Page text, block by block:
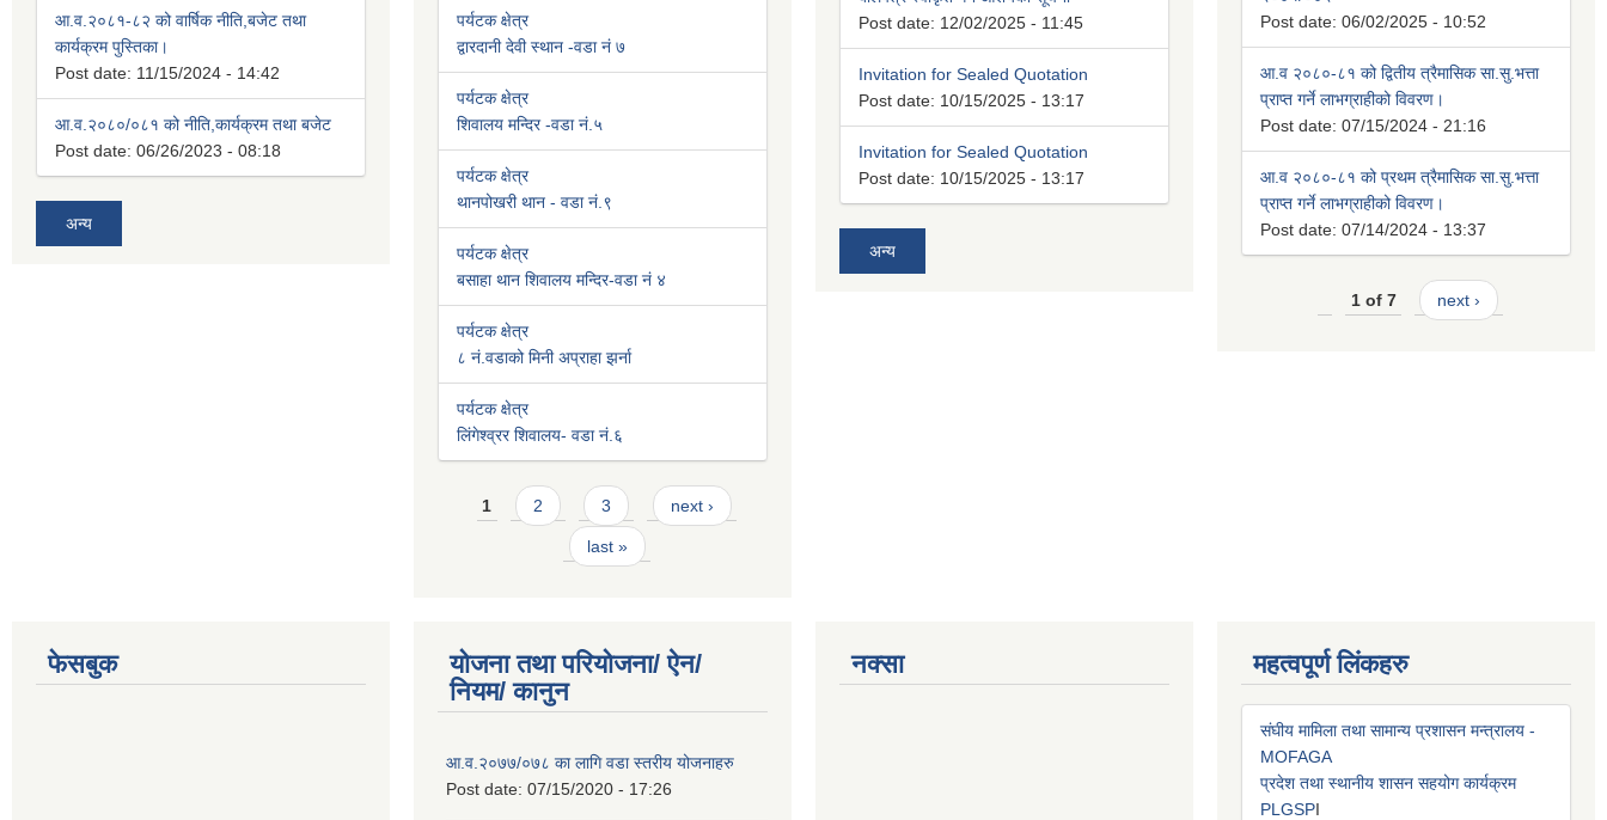
आ.व.२०८१-८२ को वार्षिक नीति,बजेट तथा
कार्यक्रम पुस्तिका।
Post date: 11/15/2024 - 14:42
आ.व.२०८०/०८१ को नीति,कार्यक्रम तथा बजेट
Post date: 06/26/2023 - 08:18
अन्य
पर्यटक क्षेत्र
द्वारदानी देवी स्थान -वडा नं ७
पर्यटक क्षेत्र
शिवालय मन्दिर -वडा नं.५
पर्यटक क्षेत्र
थानपोखरी थान - वडा नं.९
पर्यटक क्षेत्र
बसाहा थान शिवालय मन्दिर-वडा नं ४
पर्यटक क्षेत्र
८ नं.वडाको मिनी अप्राहा झर्ना
पर्यटक क्षेत्र
लिंगेश्व्रर शिवालय- वडा नं.६
Pages
1 2 3 next ›
last »
Post date: 12/02/2025 - 11:45
Invitation for Sealed Quotation
Post date: 10/15/2025 - 13:17
Invitation for Sealed Quotation
Post date: 10/15/2025 - 13:17
अन्य
Post date: 06/02/2025 - 10:52
आ.व २०८०-८१ को द्वितीय त्रैमासिक सा.सु.भत्ता
प्राप्त गर्ने लाभग्राहीको विवरण।
Post date: 07/15/2024 - 21:16
आ.व २०८०-८१ को प्रथम त्रैमासिक सा.सु.भत्ता
प्राप्त गर्ने लाभग्राहीको विवरण।
Post date: 07/14/2024 - 13:37
1 of 7 next ›
फेसबुक
योजना तथा परियोजना/ ऐन/
नियम/ कानुन
आ.व.२०७७/०७८ का लागि वडा स्तरीय योजनाहरु
Post date: 07/15/2020 - 17:26
नक्सा महत्वपूर्ण लिंकहरु
संघीय मामिला तथा सामान्य प्रशासन मन्त्रालय -
MOFAGA
प्रदेश तथा स्थानीय शासन सहयोग कार्यक्रम
PLGSPI